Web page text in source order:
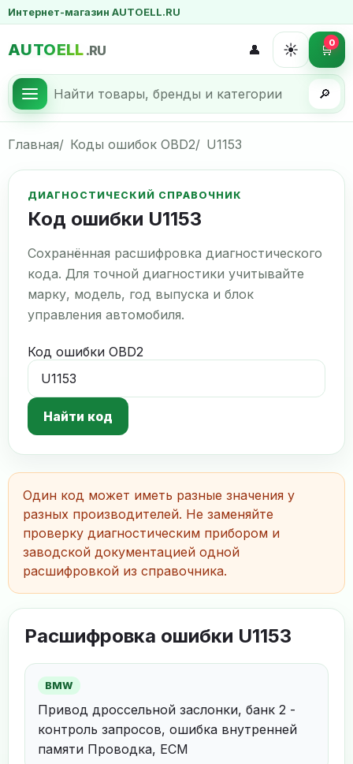
Интернет-магазин AUTOELL.RU
AUTOELL .RU
🔎
👤 ☀️ 🛒0
Главная Коды ошибок OBD2 U1153
ДИАГНОСТИЧЕСКИЙ СПРАВОЧНИК
Код ошибки U1153
Сохранённая расшифровка диагностического
кода. Для точной диагностики учитывайте
марку, модель, год выпуска и блок
управления автомобиля.
Код ошибки OBD2
Найти код
Один код может иметь разные значения у
разных производителей. Не заменяйте
проверку диагностическим прибором и
заводской документацией одной
расшифровкой из справочника.
Расшифровка ошибки U1153
BMW
Привод дроссельной заслонки, банк 2 -
контроль запросов, ошибка внутренней
памяти Проводка, ECM